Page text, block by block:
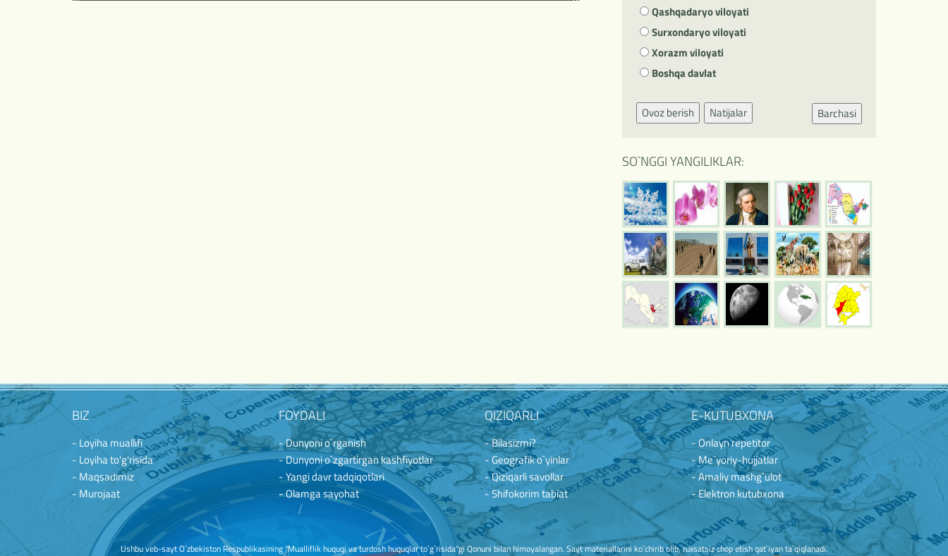
Qashqadaryo viloyati
Surxondaryo viloyati
Xorazm viloyati
Boshqa davlat
Ovoz berish Natijalar Barchasi
SO`NGGI YANGILIKLAR:
BIZ
- Loyiha muallifi
- Loyiha to'g'risida
- Maqsadimiz
- Murojaat
FOYDALI
- Dunyoni o`rganish
- Dunyoni o`zgartirgan kashfiyotlar
- Yangi davr tadqiqotlari
- Olamga sayohat
QIZIQARLI
- Bilasizmi?
- Geografik o`yinlar
- Qiziqarli savollar
- Shifokorim tabiat
E-KUTUBXONA
- Onlayn repetitor
- Me`yoriy-hujjatlar
- Amaliy mashg`ulot
- Elektron kutubxona
Ushbu veb-sayt O`zbekiston Respublikasining "Mualliflik huquqi va turdosh huquqlar to`g`risida"gi Qonuni bilan himoyalangan. Sayt materiallarini ko`chirib olib, ruxsatsiz chop etish qat`iyan ta`qiqlanadi.